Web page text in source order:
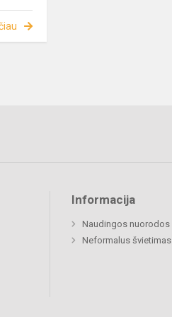
Informacija
Naudingos nuorodos
Neformalus švietimas